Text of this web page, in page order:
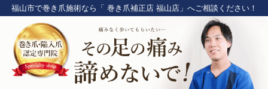
福山市で巻き爪施術なら「 巻き爪補正店 福山店」へご相談ください！